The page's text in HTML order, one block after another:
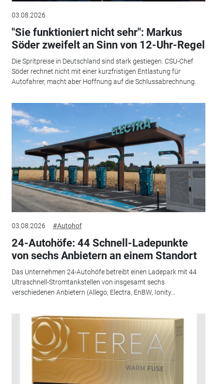
03.08.2026
"Sie funktioniert nicht sehr": Markus
Söder zweifelt an Sinn von 12-Uhr-Regel
Die Spritpreise in Deutschland sind stark gestiegen. CSU-Chef
Söder rechnet nicht mit einer kurzfristigen Entlastung für
Autofahrer, macht aber Hoffnung auf die Schlussabrechnung.
03.08.2026 #Autohof
24-Autohöfe: 44 Schnell-Ladepunkte
von sechs Anbietern an einem Standort
Das Unternehmen 24-Autohöfe betreibt einen Ladepark mit 44
Ultraschnell-Stromtankstellen von insgesamt sechs
verschiedenen Anbietern (Allego, Electra, EnBW, Ionity...